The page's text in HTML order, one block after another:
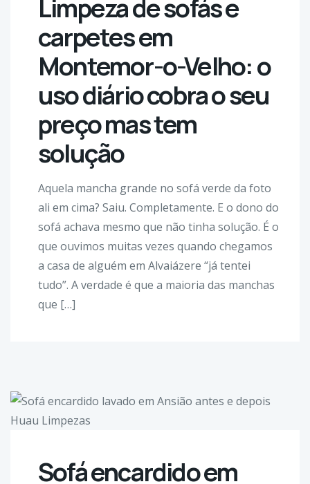
Limpeza de sofás e
carpetes em
Montemor-o-Velho: o
uso diário cobra o seu
preço mas tem
solução
Aquela mancha grande no sofá verde da foto
ali em cima? Saiu. Completamente. E o dono do
sofá achava mesmo que não tinha solução. É o
que ouvimos muitas vezes quando chegamos
a casa de alguém em Alvaiázere “já tentei
tudo”. A verdade é que a maioria das manchas
que […]
Sofá encardido em